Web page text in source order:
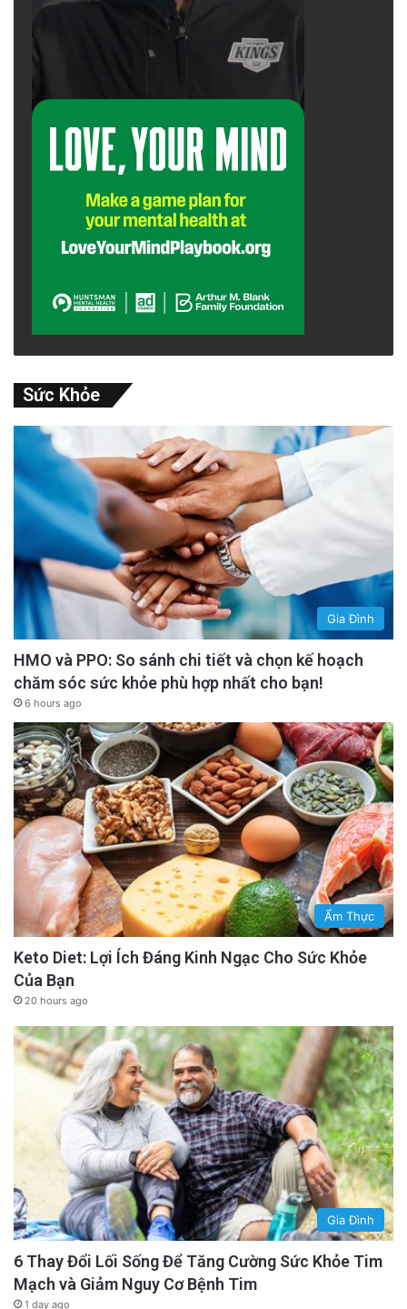
Sức Khỏe
Gia Đình
HMO và PPO: So sánh chi tiết và chọn kế hoạch
chăm sóc sức khỏe phù hợp nhất cho bạn!
6 hours ago
Ẩm Thực
Keto Diet: Lợi Ích Đáng Kinh Ngạc Cho Sức Khỏe
Của Bạn
20 hours ago
Gia Đình
6 Thay Đổi Lối Sống Để Tăng Cường Sức Khỏe Tim
Mạch và Giảm Nguy Cơ Bệnh Tim
1 day ago